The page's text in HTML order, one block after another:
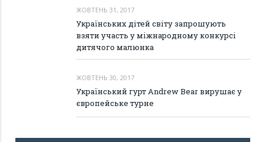
ЖОВТЕНЬ 31, 2017
Українських дітей світу запрошують
взяти участь у міжнародному конкурсі
дитячого малюнка
ЖОВТЕНЬ 30, 2017
Український гурт Andrew Bear вирушає у
європейське турне